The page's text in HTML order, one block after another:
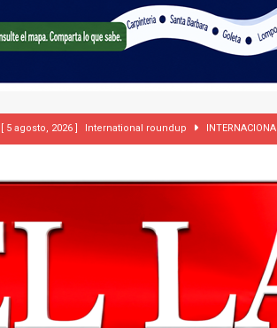
[ 5 agosto, 2026 ] International roundup
[ 2 julio, 2024 ] Colombia apaga el ‘efecto Vini’. Brasil 1 –
Corte Suprema levanta suspensión a
INMIGRACIÓN
Potente tormenta invernal desatará la
[ 6 agosto, 2026 ] Trump firma dos medidas ejecutivas